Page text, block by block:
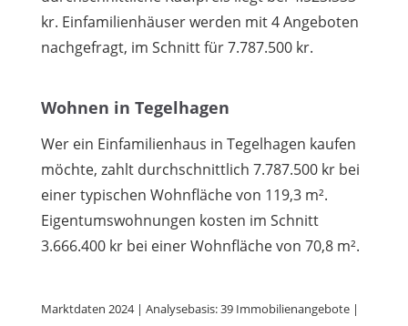
kr. Einfamilienhäuser werden mit 4 Angeboten
nachgefragt, im Schnitt für 7.787.500 kr.
Wohnen in Tegelhagen
Wer ein Einfamilienhaus in Tegelhagen kaufen
möchte, zahlt durchschnittlich 7.787.500 kr bei
einer typischen Wohnfläche von 119,3 m².
Eigentumswohnungen kosten im Schnitt
3.666.400 kr bei einer Wohnfläche von 70,8 m².
Marktdaten 2024 | Analysebasis: 39 Immobilienangebote |